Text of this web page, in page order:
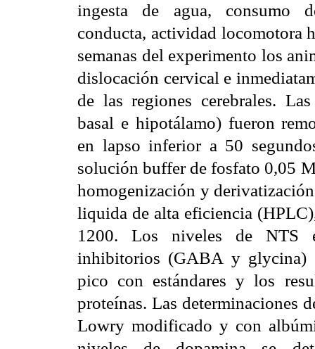
ingesta de agua, consumo
conducta, actividad locomotora
semanas del experimento los
dislocación cervical e
de las regiones cerebrales.
basal e hipotálamo) fueron
en lapso inferior a 50
solución buffer de fosfato 0,05
homogenización y
liquida de alta eficiencia
1200. Los niveles de NTS
inhibitorios (GABA y glycina)
pico con estándares y los
proteínas. Las determinaciones
Lowry modificado y con